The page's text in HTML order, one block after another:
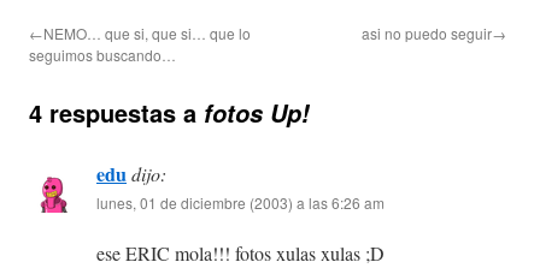
←NEMO… que si, que si… que lo
seguimos buscando…
asi no puedo seguir→
4 respuestas a fotos Up!
edudijo:
lunes, 01 de diciembre (2003) a las 6:26 am
ese ERIC mola!!! fotos xulas xulas ;D